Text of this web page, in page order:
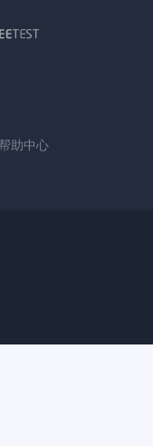
帮助中心